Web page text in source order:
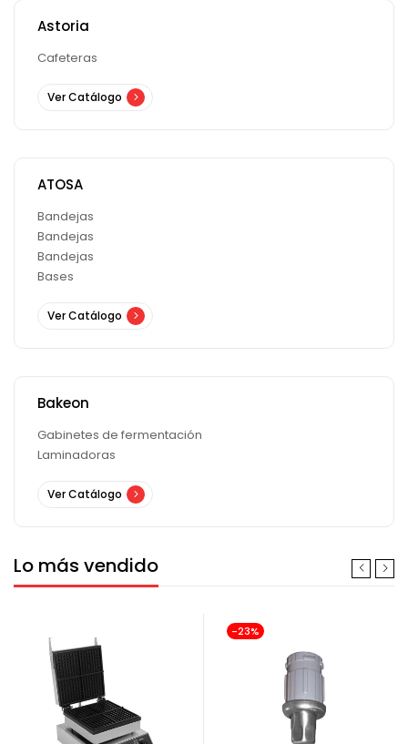
Astoria
Cafeteras
Ver Catálogo
ATOSA
Bandejas
Bandejas
Bandejas
Bases
Ver Catálogo
Bakeon
Gabinetes de fermentación
Laminadoras
Ver Catálogo
Lo más vendido
-23%